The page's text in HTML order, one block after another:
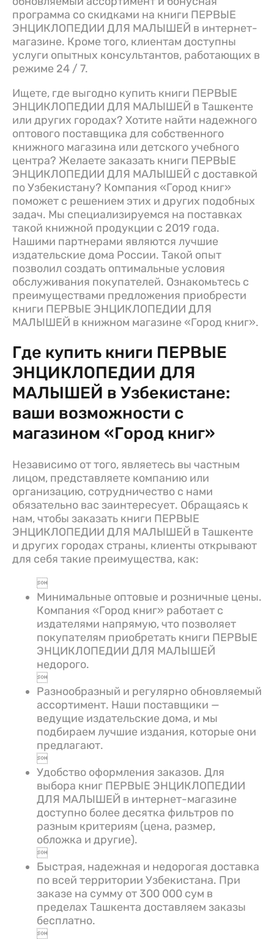
программа со скидками на книги ПЕРВЫЕ
ЭНЦИКЛОПЕДИИ ДЛЯ МАЛЫШЕЙ в интернет-
магазине. Кроме того, клиентам доступны
услуги опытных консультантов, работающих в
режиме 24 / 7.
Ищете, где выгодно купить книги ПЕРВЫЕ
ЭНЦИКЛОПЕДИИ ДЛЯ МАЛЫШЕЙ в Ташкенте
или других городах? Хотите найти надежного
оптового поставщика для собственного
книжного магазина или детского учебного
центра? Желаете заказать книги ПЕРВЫЕ
ЭНЦИКЛОПЕДИИ ДЛЯ МАЛЫШЕЙ с доставкой
по Узбекистану? Компания «Город книг»
поможет с решением этих и других подобных
задач. Мы специализируемся на поставках
такой книжной продукции с 2019 года.
Нашими партнерами являются лучшие
издательские дома России. Такой опыт
позволил создать оптимальные условия
обслуживания покупателей. Ознакомьтесь с
преимуществами предложения приобрести
книги ПЕРВЫЕ ЭНЦИКЛОПЕДИИ ДЛЯ
МАЛЫШЕЙ в книжном магазине «Город книг».
Где купить книги ПЕРВЫЕ
ЭНЦИКЛОПЕДИИ ДЛЯ
МАЛЫШЕЙ в Узбекистане:
ваши возможности с
магазином «Город книг»
Независимо от того, являетесь вы частным
лицом, представляете компанию или
организацию, сотрудничество с нами
обязательно вас заинтересует. Обращаясь к
нам, чтобы заказать книги ПЕРВЫЕ
ЭНЦИКЛОПЕДИИ ДЛЯ МАЛЫШЕЙ в Ташкенте
и других городах страны, клиенты открывают
для себя такие преимущества, как:

Минимальные оптовые и розничные цены.
Компания «Город книг» работает с
издателями напрямую, что позволяет
покупателям приобретать книги ПЕРВЫЕ
ЭНЦИКЛОПЕДИИ ДЛЯ МАЛЫШЕЙ
недорого.

Разнообразный и регулярно обновляемый
ассортимент. Наши поставщики —
ведущие издательские дома, и мы
подбираем лучшие издания, которые они
предлагают.

Удобство оформления заказов. Для
выбора книг ПЕРВЫЕ ЭНЦИКЛОПЕДИИ
ДЛЯ МАЛЫШЕЙ в интернет-магазине
доступно более десятка фильтров по
разным критериям (цена, размер,
обложка и другие).

Быстрая, надежная и недорогая доставка
по всей территории Узбекистана. При
заказе на сумму от 300 000 сум в
пределах Ташкента доставляем заказы
бесплатно.
